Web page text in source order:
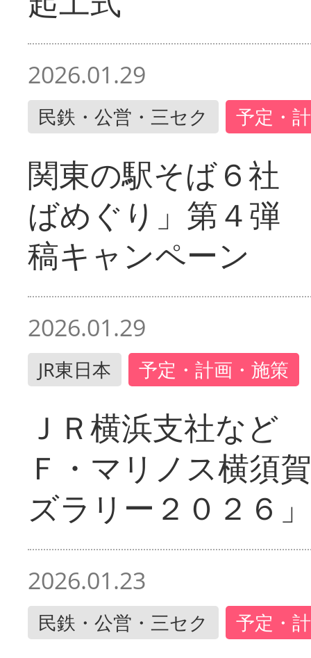
2026.01.29
民鉄・公営・三セク 予定・
関東の駅そば６社
ばめぐり」第４弾
稿キャンペーン
2026.01.29
JR東日本 予定・計画・施策
ＪＲ横浜支社など
Ｆ・マリノス横須
ズラリー２０２６」
2026.01.23
民鉄・公営・三セク 予定・